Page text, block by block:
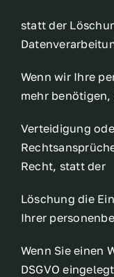
statt der
Wenn wir Ihre
mehr benötigen,
Verteidigung
Recht, statt der
Löschung die
Ihrer
Wenn Sie einen
DSGVO